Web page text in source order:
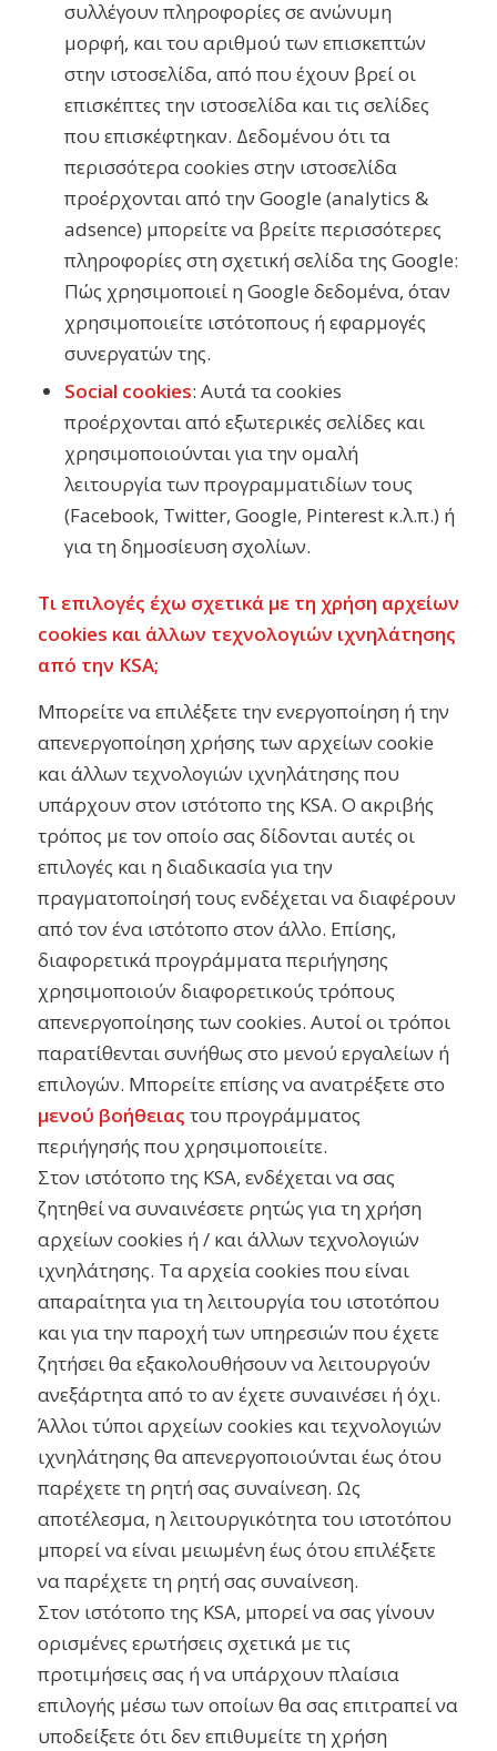
συλλέγουν πληροφορίες σε ανώνυμη
μορφή, και του αριθμού των επισκεπτών
στην ιστοσελίδα, από που έχουν βρεί οι
επισκέπτες την ιστοσελίδα και τις σελίδες
που επισκέφτηκαν. Δεδομένου ότι τα
περισσότερα cookies στην ιστοσελίδα
προέρχονται από την Google (analytics &
adsence) μπορείτε να βρείτε περισσότερες
πληροφορίες στη σχετική σελίδα της Google:
Πώς χρησιμοποιεί η Google δεδομένα, όταν
χρησιμοποιείτε ιστότοπους ή εφαρμογές
συνεργατών της.
Social cookies: Αυτά τα cookies
προέρχονται από εξωτερικές σελίδες και
χρησιμοποιούνται για την ομαλή
λειτουργία των προγραμματιδίων τους
(Facebook, Twitter, Google, Pinterest κ.λ.π.) ή
για τη δημοσίευση σχολίων.
Τι επιλογές έχω σχετικά με τη χρήση αρχείων
cookies και άλλων τεχνολογιών ιχνηλάτησης
από την KSA;
Μπορείτε να επιλέξετε την ενεργοποίηση ή την
απενεργοποίηση χρήσης των αρχείων cookie
και άλλων τεχνολογιών ιχνηλάτησης που
υπάρχουν στον ιστότοπο της KSA. Ο ακριβής
τρόπος με τον οποίο σας δίδονται αυτές οι
επιλογές και η διαδικασία για την
πραγματοποίησή τους ενδέχεται να διαφέρουν
από τον ένα ιστότοπο στον άλλο. Επίσης,
διαφορετικά προγράμματα περιήγησης
χρησιμοποιούν διαφορετικούς τρόπους
απενεργοποίησης των cookies. Αυτοί οι τρόποι
παρατίθενται συνήθως στο μενού εργαλείων ή
επιλογών. Μπορείτε επίσης να ανατρέξετε στο
μενού βοήθειας του προγράμματος
περιήγησής που χρησιμοποιείτε.
Στον ιστότοπο της KSA, ενδέχεται να σας
ζητηθεί να συναινέσετε ρητώς για τη χρήση
αρχείων cookies ή / και άλλων τεχνολογιών
ιχνηλάτησης. Τα αρχεία cookies που είναι
απαραίτητα για τη λειτουργία του ιστοτόπου
και για την παροχή των υπηρεσιών που έχετε
ζητήσει θα εξακολουθήσουν να λειτουργούν
ανεξάρτητα από το αν έχετε συναινέσει ή όχι.
Άλλοι τύποι αρχείων cookies και τεχνολογιών
ιχνηλάτησης θα απενεργοποιούνται έως ότου
παρέχετε τη ρητή σας συναίνεση. Ως
αποτέλεσμα, η λειτουργικότητα του ιστοτόπου
μπορεί να είναι μειωμένη έως ότου επιλέξετε
να παρέχετε τη ρητή σας συναίνεση.
Στον ιστότοπο της KSA, μπορεί να σας γίνουν
ορισμένες ερωτήσεις σχετικά με τις
προτιμήσεις σας ή να υπάρχουν πλαίσια
επιλογής μέσω των οποίων θα σας επιτραπεί να
υποδείξετε ότι δεν επιθυμείτε τη χρήση